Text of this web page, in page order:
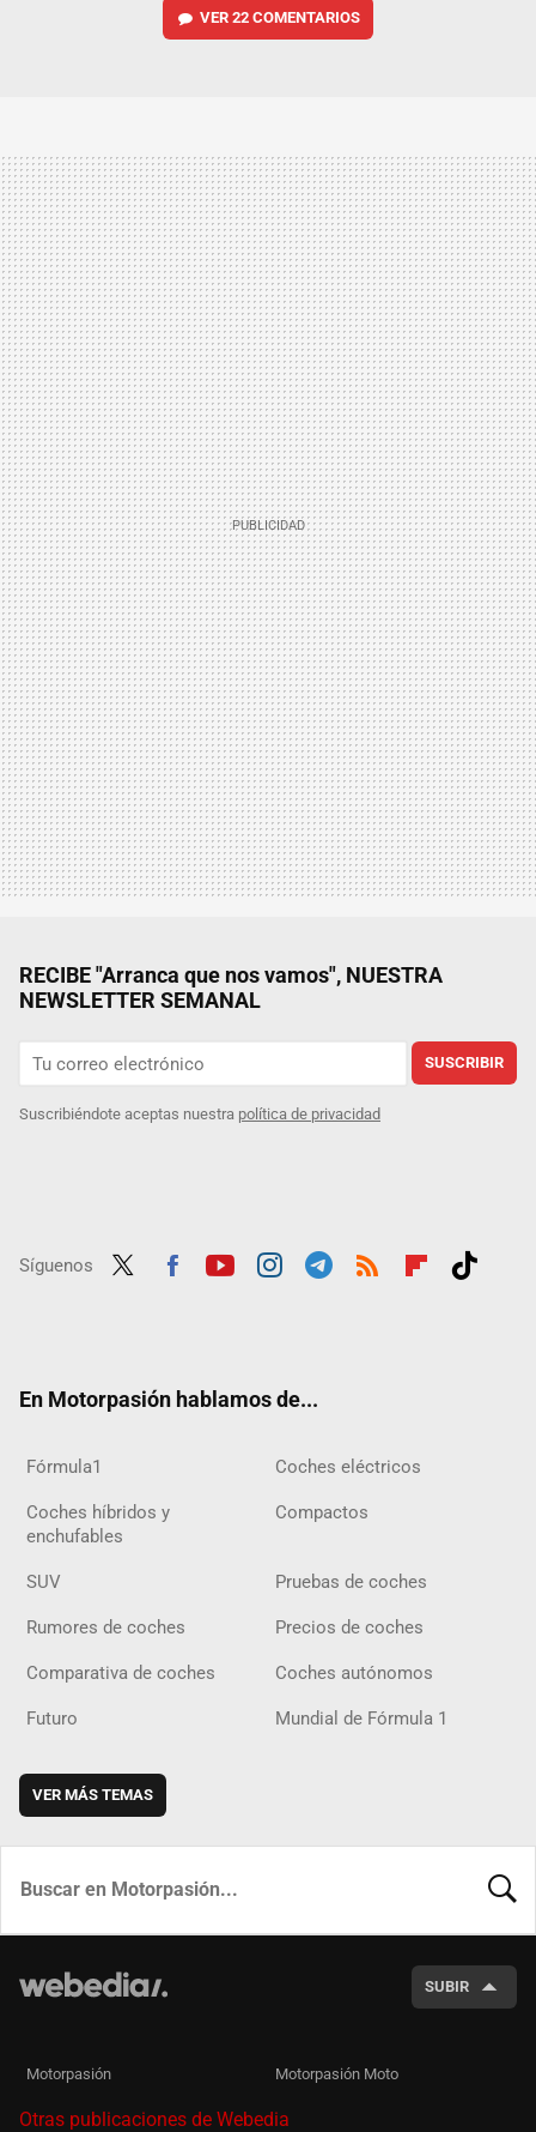
VER 22 COMENTARIOS
RECIBE "Arranca que nos vamos", NUESTRA
NEWSLETTER SEMANAL
SUSCRIBIR
Suscribiéndote aceptas nuestra política de privacidad
Síguenos
En Motorpasión hablamos de...
Fórmula1 Coches eléctricos
Coches híbridos y
enchufables
Compactos
SUV Pruebas de coches
Rumores de coches Precios de coches
Comparativa de coches Coches autónomos
Futuro Mundial de Fórmula 1
VER MÁS TEMAS
SUBIR
Motorpasión Motorpasión Moto
Otras publicaciones de Webedia